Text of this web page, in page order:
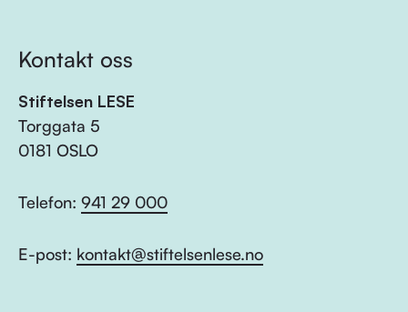
Kontakt oss
Stiftelsen LESE
Torggata 5
0181 OSLO
Telefon: 941 29 000
E-post: kontakt@stiftelsenlese.no